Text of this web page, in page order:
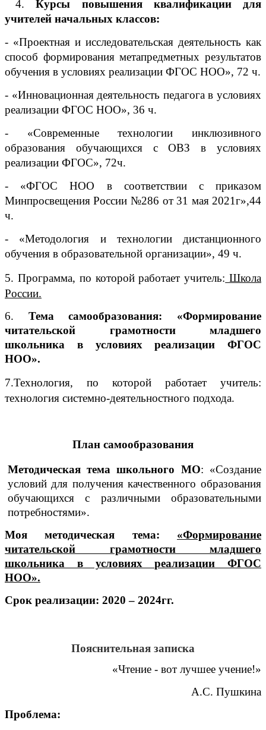
4. Курсы повышения квалификации для
учителей начальных классов:
- «Проектная и исследовательская деятельность как
способ формирования метапредметных результатов
обучения в условиях реализации ФГОС НОО», 72 ч.
- «Инновационная деятельность педагога в условиях
реализации ФГОС НОО», 36 ч.
- «Современные технологии инклюзивного
образования обучающихся с ОВЗ в условиях
реализации ФГОС», 72ч.
- «ФГОС НОО в соответствии с приказом
Минпросвещения России №286 от 31 мая 2021г»,44
ч.
- «Методология и технологии дистанционного
обучения в образовательной организации», 49 ч.
5. Программа, по которой работает учитель: Школа
России.
6. Тема самообразования: «Формирование
читательской грамотности младшего
школьника в условиях реализации ФГОС
НОО».
7.Технология, по которой работает учитель:
технология системно-деятельностного подхода.
План самообразования
Методическая тема школьного МО: «Создание
условий для получения качественного образования
обучающихся с различными образовательными
потребностями».
Моя методическая тема: «Формирование
читательской грамотности младшего
школьника в условиях реализации ФГОС
НОО».
Срок реализации: 2020 – 2024гг.
Пояснительная записка
«Чтение - вот лучшее учение!»
А.С. Пушкина
Проблема: